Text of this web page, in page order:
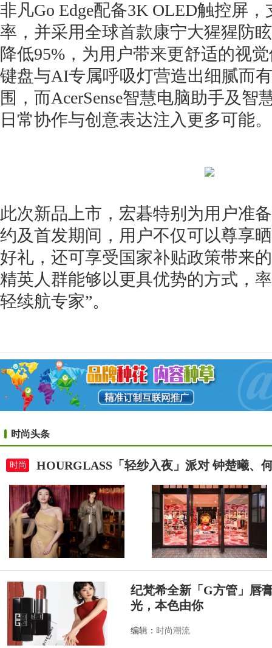
非凡Go Edge配备3K OLED触控屏
率，并采用全球首款康宁大猩猩防
降低95%，为用户带来更舒适的视
键盘与AI专属呼吸灯营造出细腻而
围，而AcerSense智慧电脑助手及智
日常协作与创意表达注入更多可能。
此次新品上市，宏碁特别为用户准
约及首发期间，用户不仅可以尊享
好礼，还可享受国家补贴政策带来
精英人群能够以更具优势的方式，
轻续航专家”。
时尚头条
时尚 HOURGLASS「轻纱入夜」派对 钟楚曦、
纪梵希全新「G方管」唇
光，本色由你
编辑： 时尚潮流